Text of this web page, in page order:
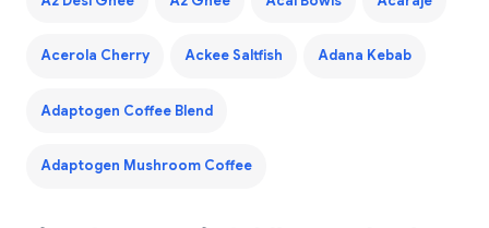
Acerola Cherry Ackee Saltfish Adana Kebab
Adaptogen Coffee Blend
Adaptogen Mushroom Coffee